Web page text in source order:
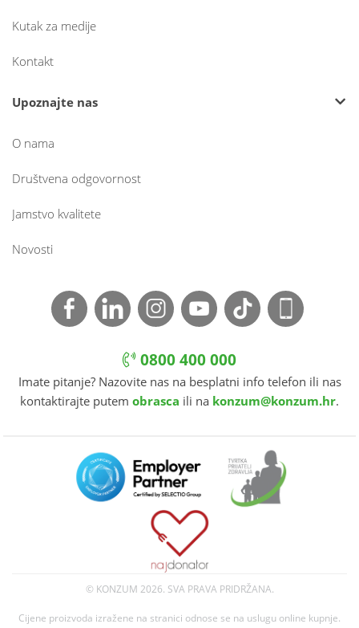
Kutak za medije
Kontakt
Upoznajte nas
O nama
Društvena odgovornost
Jamstvo kvalitete
Novosti
0800 400 000
Imate pitanje? Nazovite nas na besplatni info telefon ili nas
kontaktirajte putem obrasca ili na konzum@konzum.hr.
© KONZUM 2026. SVA PRAVA PRIDRŽANA.
Cijene proizvoda izražene na stranici odnose se na uslugu online kupnje.